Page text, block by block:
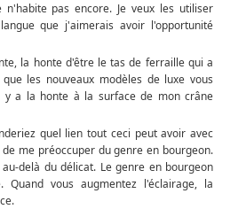
pas encore. Je veux les utiliser
que j'aimerais avoir l'opportunité
la honte d'être le tas de ferraille qui a
les nouveaux modèles de luxe vous
y a la honte à la surface de mon crâne
quel lien tout ceci peut avoir avec
me préoccuper du genre en bourgeon.
delà du délicat. Le genre en bourgeon
vous augmentez l'éclairage, la